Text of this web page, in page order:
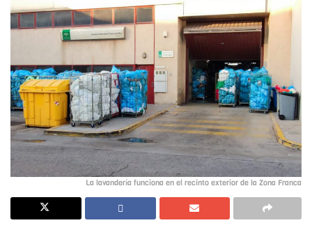
La lavandería funciona en el recinto exterior de la Zona Franca